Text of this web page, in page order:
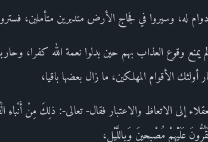
له، وسيروا في فجاج الأرض متدبرين متأملين،
وقوع العذاب بهم حين بدلوا نعمة الله كفرا،
أولئك الأقوام المهلكين، ما زال بعضها باقيا،
إلى الاتعاظ والاعتبار فقال- تعالى-: ذلِكَ مِنْ
عَلَيْهِمْ مُصْبِحِينَ وَبِاللَّيْلِ،